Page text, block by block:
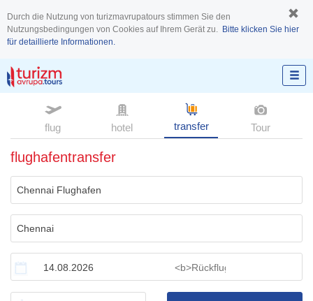
Durch die Nutzung von turizmavrupatours stimmen Sie den
Nutzungsbedingungen von Cookies auf Ihrem Gerät zu. Bitte klicken Sie hier
für detaillierte Informationen.
flug hotel transfer Tour
flughafentransfer